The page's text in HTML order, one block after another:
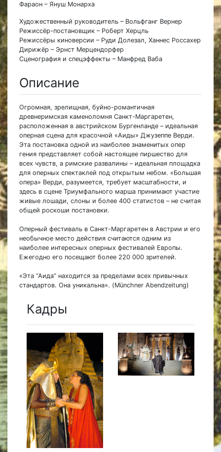
Фараон – Януш Монарха
Художественный руководитель – Вольфганг Вернер
Режиссёр-постановщик – Роберт Херцль
Режиссёры киноверсии – Руди Долезал, Ханнес Россахер
Дирижёр – Эрнст Мерцендорфер
Сценография и спецэффекты – Манфред Ваба
Описание
Огромная, зрелищная, буйно-романтичная
древнеримская каменоломня Санкт-Маргаретен,
расположенная в австрийском Бургенланде – идеальная
оперная сцена для красочной «Аиды» Джузеппе Верди.
Эта постановка одной из наиболее знаменитых опер
гения представляет собой настоящее пиршество для
всех чувств, а римские развалины – идеальная площадка
для оперных спектаклей под открытым небом. «Большая
опера» Верди, разумеется, требует масштабности, и
здесь в сцене Триумфального марша принимают участие
живые лошади, слоны и более 400 статистов – не считая
общей роскоши постановки.
Оперный фестиваль в Санкт-Маргаретен в Австрии и его
необычное место действия считаются одним из
наиболее интересных оперных фестивалей Европы.
Ежегодно его посещают более 220 000 зрителей.
«Эта “Аида” находится за пределами всех привычных
стандартов. Она уникальна». (Münchner Abendzeitung)
Кадры